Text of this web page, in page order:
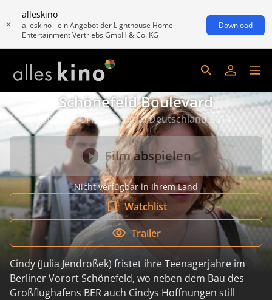
alleskino
alleskino - ein Angebot der Lighthouse Home
Entertainment Vertriebs GmbH & Co. KG
Download
Schönefeld Boulevard
Coming Of Age/Drama, Deutschland 2014
Film abspielen
Nicht verfügbar in Ihrem Land
Watchlist
Trailer
Cindy (Julia Jendroßek) fristet ihre Teenagerjahre im
Berliner Vorort Schönefeld, wo neben dem Bau des
Großflughafens BER auch Cindys Hoffnungen still